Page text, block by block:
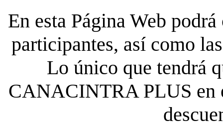
En esta Página Web
participantes, así como
Lo único que tendrá
CANACINTRA PLUS en